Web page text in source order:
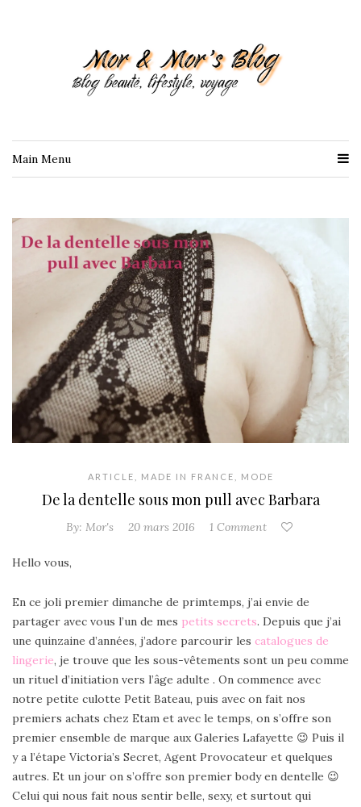
Main Menu
ARTICLE MADE IN FRANCE MODE
De la dentelle sous mon pull avec Barbara
By: Mor's 20 mars 2016 1 Comment
Hello vous,
En ce joli premier dimanche de primtemps, j’ai envie de
partager avec vous l’un de mes petits secrets. Depuis que j’ai
une quinzaine d’années, j’adore parcourir les catalogues de
lingerie, je trouve que les sous-vêtements sont un peu comme
un rituel d’initiation vers l’âge adulte . On commence avec
notre petite culotte Petit Bateau, puis avec on fait nos
premiers achats chez Etam et avec le temps, on s’offre son
premier ensemble de marque aux Galeries Lafayette 😉 Puis il
y a l’étape Victoria’s Secret, Agent Provocateur et quelques
autres. Et un jour on s’offre son premier body en dentelle 😉
Celui qui nous fait nous sentir belle, sexy, et surtout qui